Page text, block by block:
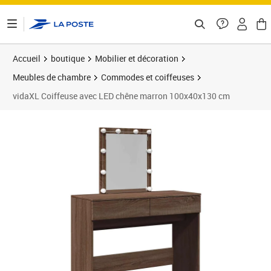
Accueil boutique
Mobilier et décoration
Meubles de chambre
Commodes et coiffeuses
vidaXL Coiffeuse avec LED chêne marron 100x40x130 cm